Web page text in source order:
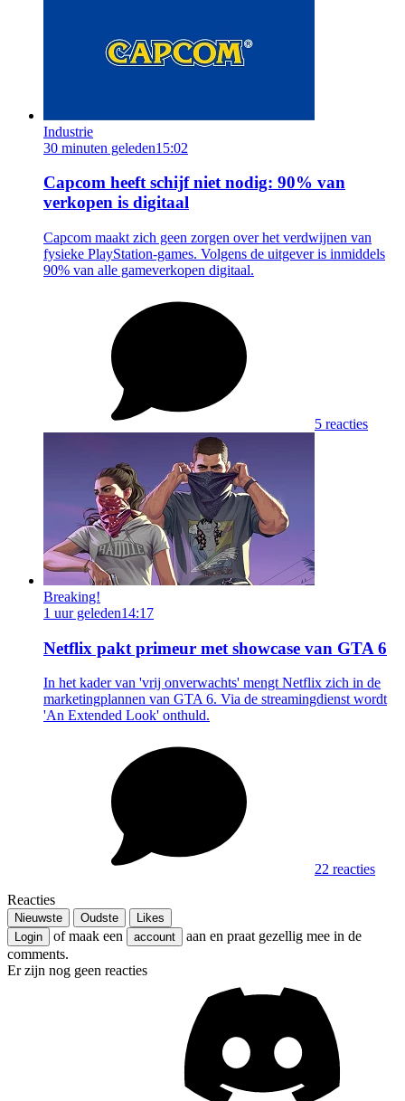
Industrie
30 minuten geleden15:02
Capcom heeft schijf niet nodig: 90% van
verkopen is digitaal
Capcom maakt zich geen zorgen over het verdwijnen van
fysieke PlayStation-games. Volgens de uitgever is inmiddels
90% van alle gameverkopen digitaal.
5 reacties
Breaking!
1 uur geleden14:17
Netflix pakt primeur met showcase van GTA 6
In het kader van 'vrij onverwachts' mengt Netflix zich in de
marketingplannen van GTA 6. Via de streamingdienst wordt
'An Extended Look' onthuld.
22 reacties
Reacties
Nieuwste Oudste
Likes
Login
of maak een account
aan en praat gezellig mee in de
comments.
Er zijn nog geen reacties